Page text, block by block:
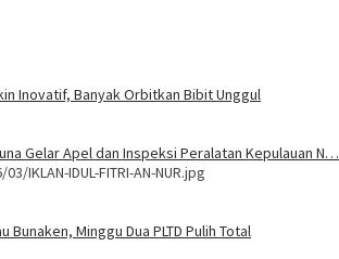
Inovatif, Banyak Orbitkan Bibit Unggul
Gelar Apel dan Inspeksi Peralatan Kepulauan N…
IDUL-FITRI-AN-NUR.jpg
Minggu Dua PLTD Pulih Total